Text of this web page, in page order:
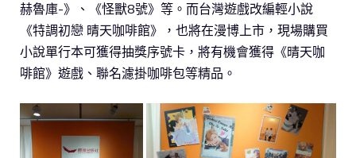
赫魯庫-》、《怪獸8號》等。而台灣遊戲改編輕小說
《特調初戀 晴天咖啡館》，也將在漫博上市，現場購買
小說單行本可獲得抽獎序號卡，將有機會獲得《晴天咖
啡館》遊戲、聯名濾掛咖啡包等精品。